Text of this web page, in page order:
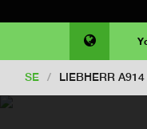
SE / LIEBHERR